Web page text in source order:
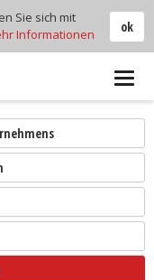
ok
Sie sich mit
Informationen